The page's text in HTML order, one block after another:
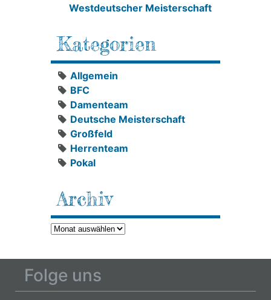
Westdeutscher Meisterschaft
Kategorien
Allgemein
BFC
Damenteam
Deutsche Meisterschaft
Großfeld
Herrenteam
Pokal
Archiv
Archiv
Folge uns